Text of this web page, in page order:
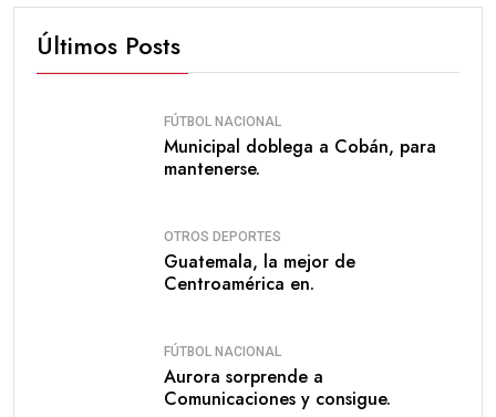
Últimos Posts
FÚTBOL NACIONAL
Municipal doblega a Cobán, para
mantenerse.
OTROS DEPORTES
Guatemala, la mejor de
Centroamérica en.
FÚTBOL NACIONAL
Aurora sorprende a
Comunicaciones y consigue.